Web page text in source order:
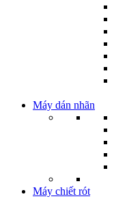
Máy dán nhãn
Máy chiết rót